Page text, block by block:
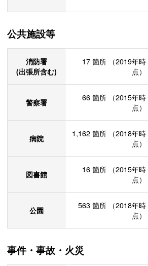
公共施設等
消防署
(出張所含む)
17 箇所
（2019年時
点）
警察署 66 箇所
（2015年時
点）
病院 1,162 箇所
（2018年時
点）
図書館 16 箇所
（2015年時
点）
公園 563 箇所
（2018年時
点）
事件・事故・火災